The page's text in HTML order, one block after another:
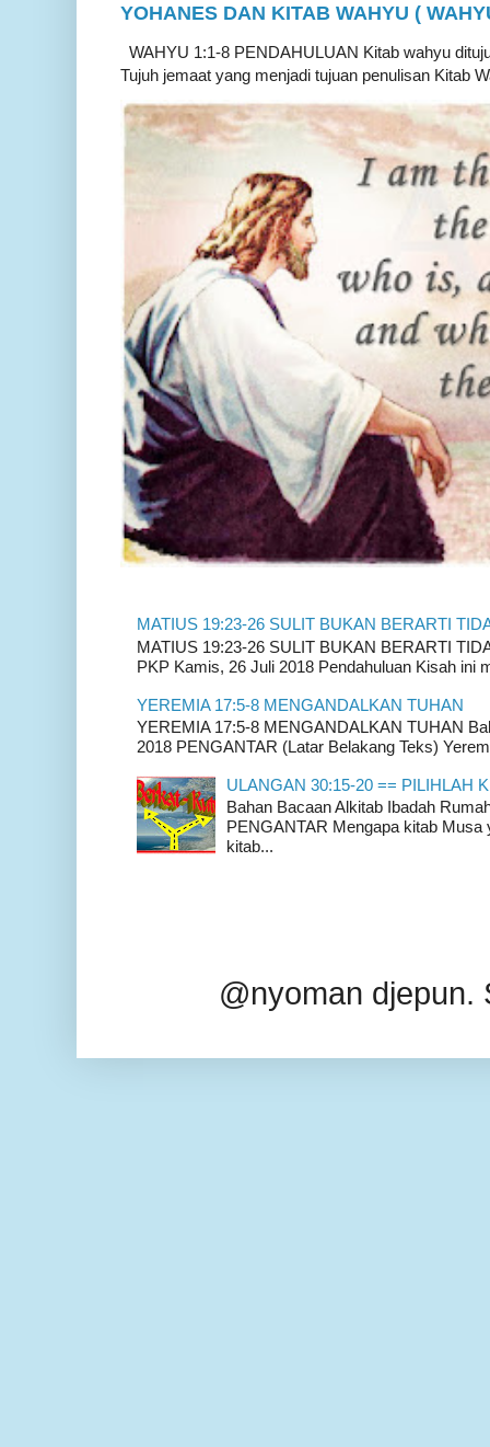
YOHANES DAN KITAB WAHYU (
WAHYU 1:1-8 PENDAHULUAN Kitab wahyu
Tujuh jemaat yang menjadi tujuan penulisan Kitab
MATIUS 19:23-26 SULIT BUKAN BERARTI
MATIUS 19:23-26 SULIT BUKAN BERARTI
PKP Kamis, 26 Juli 2018 Pendahuluan Kisah ini
YEREMIA 17:5-8 MENGANDALKAN TUHAN
YEREMIA 17:5-8 MENGANDALKAN TUHAN
2018 PENGANTAR (Latar Belakang Teks)
ULANGAN 30:15-20 == PILIHLAH
Bahan Bacaan Alkitab Ibadah
PENGANTAR Mengapa kitab Musa
kitab...
@nyoman